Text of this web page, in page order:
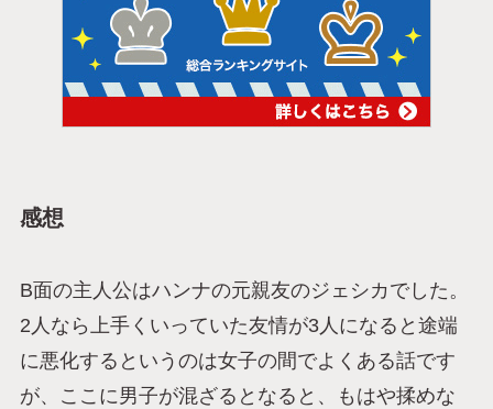
感想
B面の主人公はハンナの元親友のジェシカでした。
2人なら上手くいっていた友情が3人になると途端
に悪化するというのは女子の間でよくある話です
が、ここに男子が混ざるとなると、もはや揉めな